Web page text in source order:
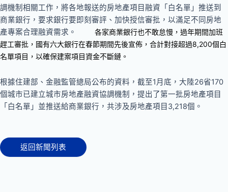
調機制相關工作，將各地報送的房地產項目融資「白名單」推送到
商業銀行，要求銀行要即刻審評、加快授信審批，以滿足不同房地
產專案合理融資需求。
各家商業銀行也不敢怠慢，過年期間加班
趕工審批，國有六大銀行在春節期間先後宣佈，合計對接超過8,200個白
名單項目，以確保建案項目資金不斷鏈。
根據住建部、金融監管總局公布的資料，截至1月底，大陸26省170
個城市已建立城市房地產融資協調機制，提出了第一批房地產項目
「白名單」並推送給商業銀行，共涉及房地產項目3,218個。
返回新聞列表